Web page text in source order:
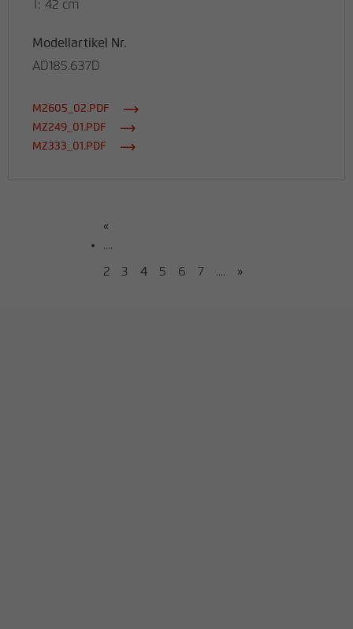
T: 42 cm
Modellartikel Nr.
AD185.637D
M2605_02.PDF
MZ249_01.PDF
MZ333_01.PDF
«
....
2 3 4 5 6 7 .... »